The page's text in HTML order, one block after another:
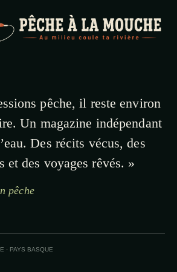
pêche, il reste environ
Un magazine indépendant
Des récits vécus, des
et des voyages rêvés. »
pêche
· PAYS BASQUE